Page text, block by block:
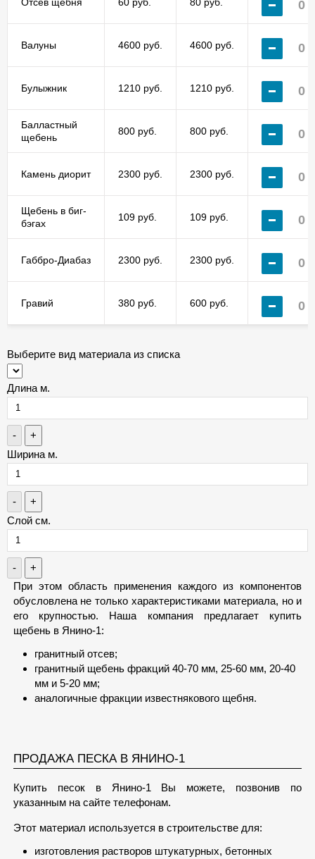
Валуны 4600 руб. 4600 руб.
Булыжник 1210 руб. 1210 руб.
Балластный
щебень
800 руб. 800 руб.
Камень диорит 2300 руб. 2300 руб.
Щебень в биг-
бэгах
109 руб. 109 руб.
Габбро-Диабаз 2300 руб. 2300 руб.
Гравий 380 руб. 600 руб.
Выберите вид материала из списка
Длина м.
-
+
Ширина м.
-
+
Слой см.
-
+
При этом область применения каждого из компонентов
обусловлена не только характеристиками материала, но и
его крупностью. Наша компания предлагает купить
щебень в Янино-1:
гранитный отсев;
гранитный щебень фракций 40-70 мм, 25-60 мм, 20-40
мм и 5-20 мм;
аналогичные фракции известнякового щебня.
ПРОДАЖА ПЕСКА В ЯНИНО-1
Купить песок в Янино-1 Вы можете, позвонив по
указанным на сайте телефонам.
Этот материал используется в строительстве для:
изготовления растворов штукатурных, бетонных